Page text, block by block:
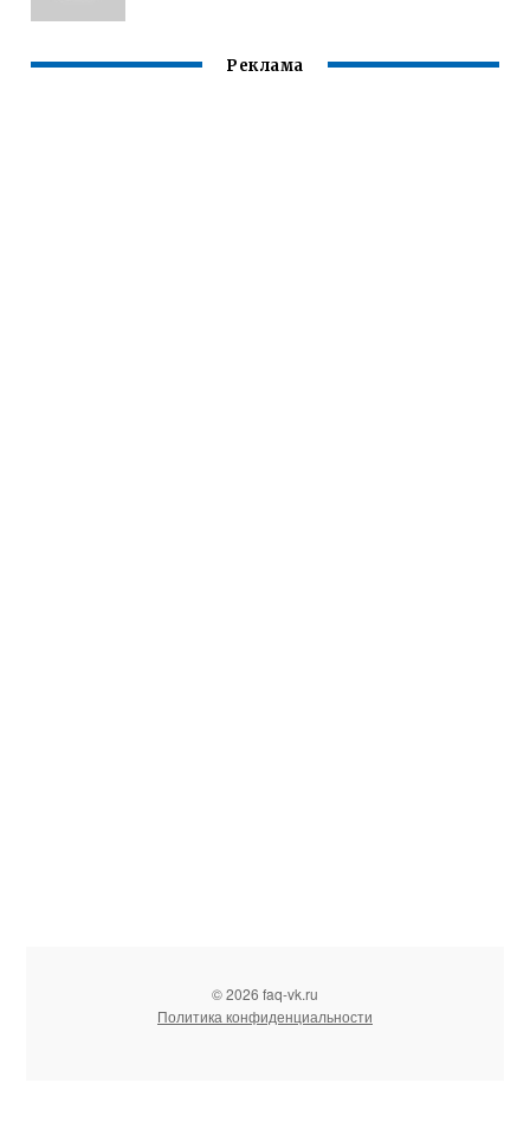
Реклама
© 2026 faq-vk.ru
Политика конфиденциальности